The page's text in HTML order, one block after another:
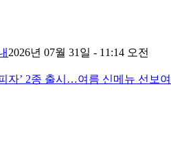
2026년 07월 31일 - 11:14 오전
자’ 2종 출시…여름 신메뉴 선보여